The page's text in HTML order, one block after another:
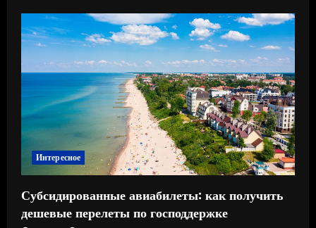
Интересное
Субсидированные авиабилеты: как получить
дешевые перелеты по господдержке